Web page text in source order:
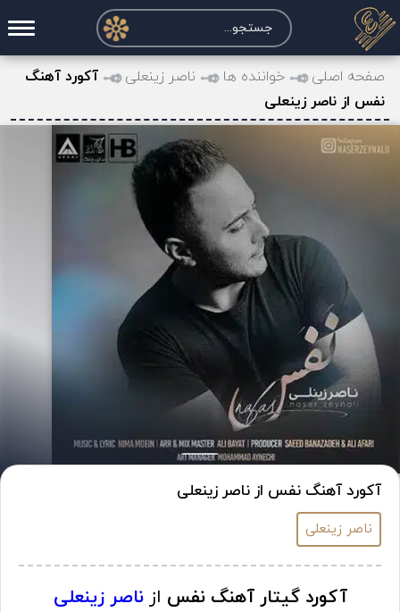
صفحه اصلی
درخواست آکورد
نت و تبلچر
تماس با ما
حساب کاربری
صفحه اصلی خواننده ها ناصر زینعلی
آکورد آهنگ
نفس از ناصر زینعلی
آکورد آهنگ نفس از ناصر زینعلی
ناصر زینعلی
آکورد گیتار آهنگ نفس ازناصر زینعلی